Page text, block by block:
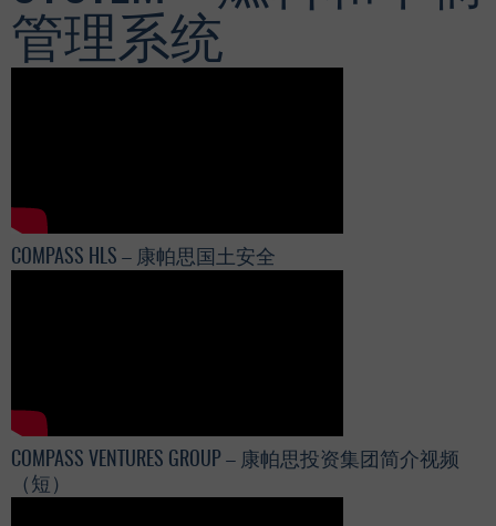
管理系统
COMPASS HLS – 康帕思国土安全
COMPASS VENTURES GROUP – 康帕思投资集团简介视频
（短）